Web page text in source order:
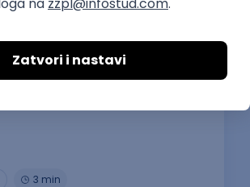
3 min